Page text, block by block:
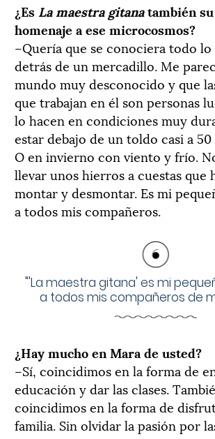
¿Es La maestra gitanatambién
homenaje a ese microcosmos?
–Quería que se conociera todo lo
detrás de un mercadillo. Me
mundo muy desconocido y que
que trabajan en él son personas
lo hacen en condiciones muy
estar debajo de un toldo casi a 50
O en invierno con viento y frío.
llevar unos hierros a cuestas que
montar y desmontar. Es mi
a todos mis compañeros.
"'La maestra gitana' es mi
a todos mis compañeros de
¿Hay mucho en Mara de usted?
–Sí, coincidimos en la forma de
educación y dar las clases.
coincidimos en la forma de
familia. Sin olvidar la pasión por